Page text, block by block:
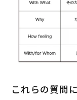
これらの質問